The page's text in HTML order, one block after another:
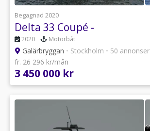
Begagnad 2020
Delta 33 Coupé -
2020 Motorbåt
Galärbryggan • Stockholm • 50 annonser
fr. 26 296 kr/mån
3 450 000 kr